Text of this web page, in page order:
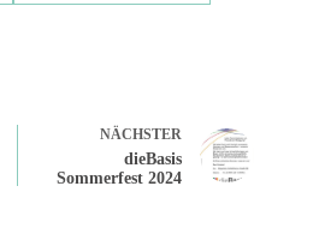
NÄCHSTER
dieBasis
Sommerfest 2024